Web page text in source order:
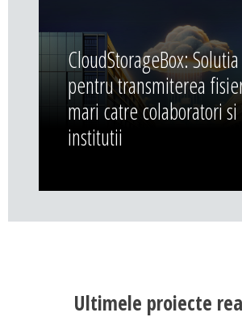
CloudStorageBox:
pentru transmiterea
mari catre colaboratori si
institutii
Ultimele proiecte